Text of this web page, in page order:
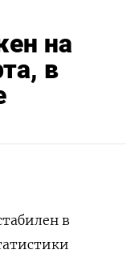
на
в
в